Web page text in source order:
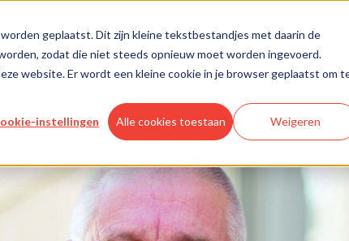
geplaatst. Dit zijn kleine tekstbestandjes met daarin de
zodat die niet steeds opnieuw moet worden ingevoerd.
website. Er wordt een kleine cookie in je browser geplaatst om
instellingen Alle cookies toestaan Weigeren